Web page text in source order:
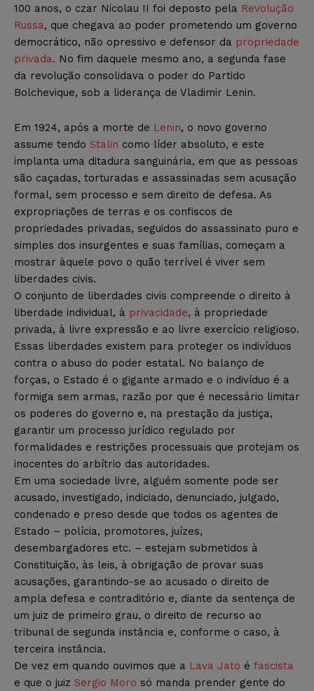
100 anos, o czar Nicolau II foi deposto pela Revolução
Russa, que chegava ao poder prometendo um governo
democrático, não opressivo e defensor da propriedade
privada. No fim daquele mesmo ano, a segunda fase
da revolução consolidava o poder do Partido
Bolchevique, sob a liderança de Vladimir Lenin.
Em 1924, após a morte de Lenin, o novo governo
assume tendo Stalin como líder absoluto, e este
implanta uma ditadura sanguinária, em que as pessoas
são caçadas, torturadas e assassinadas sem acusação
formal, sem processo e sem direito de defesa. As
expropriações de terras e os confiscos de
propriedades privadas, seguidos do assassinato puro e
simples dos insurgentes e suas famílias, começam a
mostrar àquele povo o quão terrível é viver sem
liberdades civis.
O conjunto de liberdades civis compreende o direito à
liberdade individual, à privacidade, à propriedade
privada, à livre expressão e ao livre exercício religioso.
Essas liberdades existem para proteger os indivíduos
contra o abuso do poder estatal. No balanço de
forças, o Estado é o gigante armado e o indivíduo é a
formiga sem armas, razão por que é necessário limitar
os poderes do governo e, na prestação da justiça,
garantir um processo jurídico regulado por
formalidades e restrições processuais que protejam os
inocentes do arbítrio das autoridades.
Em uma sociedade livre, alguém somente pode ser
acusado, investigado, indiciado, denunciado, julgado,
condenado e preso desde que todos os agentes de
Estado – polícia, promotores, juízes,
desembargadores etc. – estejam submetidos à
Constituição, às leis, à obrigação de provar suas
acusações, garantindo-se ao acusado o direito de
ampla defesa e contraditório e, diante da sentença de
um juiz de primeiro grau, o direito de recurso ao
tribunal de segunda instância e, conforme o caso, à
terceira instância.
De vez em quando ouvimos que a Lava Jato é fascista
e que o juiz Sergio Moro só manda prender gente do